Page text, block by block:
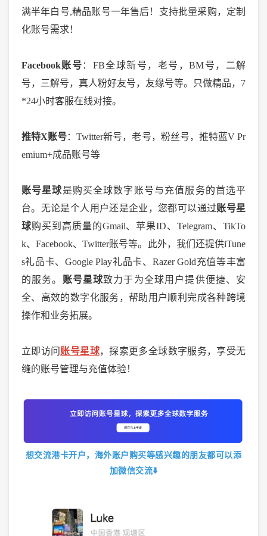
满半年白号,精品账号一年售后！支持批量采购，定制
化账号需求！
Facebook账号 ： FB全球新号，老号，BM号，二解
号，三解号，真人粉好友号，友缘号等。只做精品，7
*24小时客服在线对接。
推特X账号：Twitter新号，老号，粉丝号，推特蓝V Pr
emium+成品账号等
账号星球是购买全球数字账号与充值服务的首选平
台。无论是个人用户还是企业，您都可以通过账号星
球购买到高质量的Gmail、苹果ID、Telegram、TikTo
k、Facebook、Twitter账号等。此外，我们还提供iTune
s礼品卡、Google Play礼品卡、Razer Gold充值等丰富
的服务。 账号星球致力于为全球用户提供便捷、安
全、高效的数字化服务，帮助用户顺利完成各种跨境
操作和业务拓展。
立即访问 账号星球，探索更多全球数字服务，享受无
缝的账号管理与充值体验！
想交流港卡开户，海外账户购买等感兴趣的朋友都可以添
加微信交流⬇️